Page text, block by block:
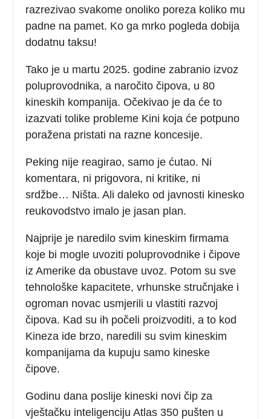
razrezivao svakome onoliko poreza koliko mu
padne na pamet. Ko ga mrko pogleda dobija
dodatnu taksu!
Tako je u martu 2025. godine zabranio izvoz
poluprovodnika, a naročito čipova, u 80
kineskih kompanija. Očekivao je da će to
izazvati tolike probleme Kini koja će potpuno
poražena pristati na razne koncesije.
Peking nije reagirao, samo je ćutao. Ni
komentara, ni prigovora, ni kritike, ni
srdžbe… Ništa. Ali daleko od javnosti kinesko
reukovodstvo imalo je jasan plan.
Najprije je naredilo svim kineskim firmama
koje bi mogle uvoziti poluprovodnike i čipove
iz Amerike da obustave uvoz. Potom su sve
tehnološke kapacitete, vrhunske stručnjake i
ogroman novac usmjerili u vlastiti razvoj
čipova. Kad su ih počeli proizvoditi, a to kod
Kineza ide brzo, naredili su svim kineskim
kompanijama da kupuju samo kineske
čipove.
Godinu dana poslije kineski novi čip za
vještačku inteligenciju Atlas 350 pušten u